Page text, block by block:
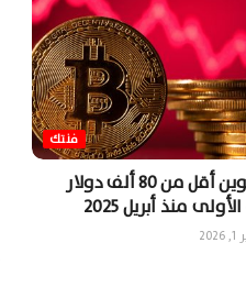
فنتك
البيتكوين أقل من 80 ألف دولار
منذ أبريل 2025